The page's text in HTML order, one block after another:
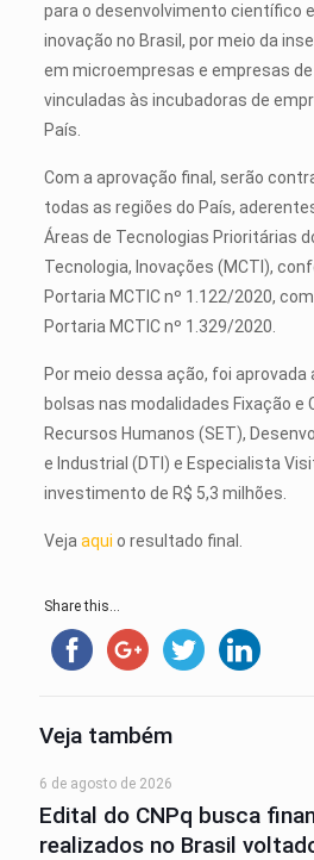
para o desenvolvimento científico
inovação no Brasil, por meio da
em microempresas e empresas
vinculadas às incubadoras de
País.
Com a aprovação final, serão
todas as regiões do País,
Áreas de Tecnologias Prioritárias
Tecnologia, Inovações (MCTI),
Portaria MCTIC nº 1.122/2020,
Portaria MCTIC nº 1.329/2020.
Por meio dessa ação, foi aprovada
bolsas nas modalidades Fixação e
Recursos Humanos (SET),
e Industrial (DTI) e Especialista
investimento de R$ 5,3 milhões.
Veja aqui o resultado final.
Share this...
Veja também
6 de agosto de 2026
Edital do CNPq busca
realizados no Brasil